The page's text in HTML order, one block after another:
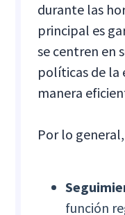
durante las
principal es
se centren en
políticas de la
manera
Por lo
función